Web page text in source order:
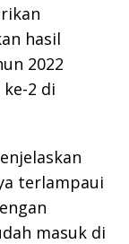
hasil
2022
2 di
terlampaui
masuk di